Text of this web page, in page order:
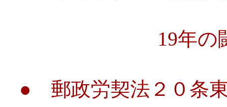
19年の闘い
● 郵政労契法２０条